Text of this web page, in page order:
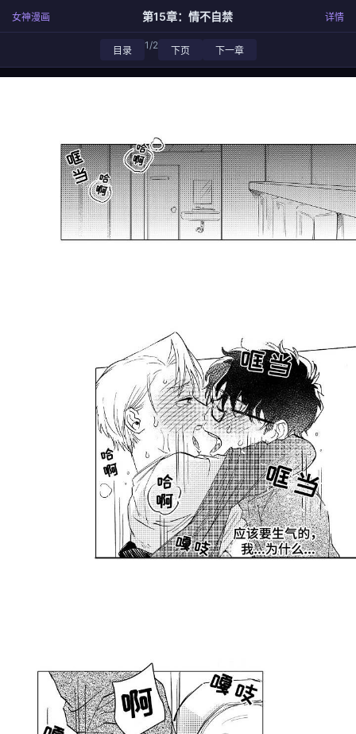
女神漫画 第15章：情不自禁 详情
目录 1/2 下页 下一章